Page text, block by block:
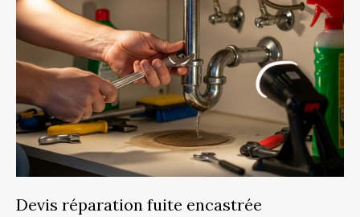
Devis réparation fuite encastrée